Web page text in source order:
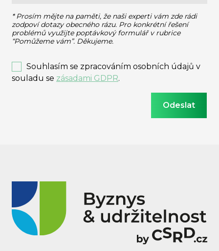
* Prosím mějte na paměti, že naši experti vám zde rádi
zodpoví dotazy obecného rázu. Pro konkrétní řešení
problémů využijte poptávkový formulář v rubrice
“Pomůžeme vám”. Děkujeme.
Souhlasím se zpracováním osobních údajů v
souladu se zásadami GDPR.